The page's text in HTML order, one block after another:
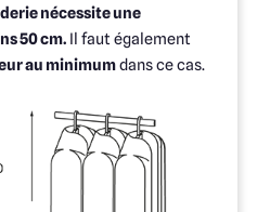
nécessite une
50 cm. Il faut également
au minimumdans ce cas.